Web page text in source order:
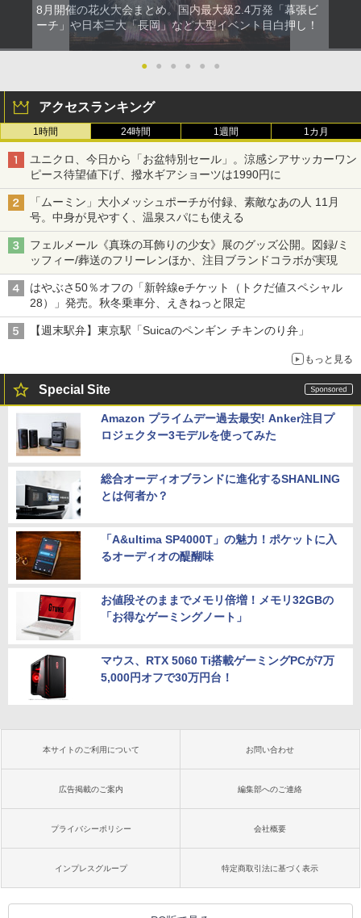
8月開催の花火大会まとめ。国内最大級2.4万発「幕張ビ
ーチ」や日本三大「長岡」など大型イベント目白押し！
● ● ● ● ● ●
アクセスランキング
1時間 24時間 1週間 1カ月
ユニクロ、今日から「お盆特別セール」。涼感シアサッカーワン
ピース待望値下げ、撥水ギアショーツは1990円に
「ムーミン」大小メッシュポーチが付録、素敵なあの人 11月
号。中身が見やすく、温泉スパにも使える
フェルメール《真珠の耳飾りの少女》展のグッズ公開。図録/ミ
ッフィー/葬送のフリーレンほか、注目ブランドコラボが実現
はやぶさ50％オフの「新幹線eチケット（トクだ値スペシャル
28）」発売。秋冬乗車分、えきねっと限定
【週末駅弁】東京駅「Suicaのペンギン チキンのり弁」
もっと見る
Special Site
Amazon プライムデー過去最安! Anker注目プ
ロジェクター3モデルを使ってみた
総合オーディオブランドに進化するSHANLING
とは何者か？
「A&ultima SP4000T」の魅力！ポケットに入
るオーディオの醍醐味
お値段そのままでメモリ倍増！メモリ32GBの
「お得なゲーミングノート」
マウス、RTX 5060 Ti搭載ゲーミングPCが7万
5,000円オフで30万円台！
本サイトのご利用について お問い合わせ
広告掲載のご案内 編集部へのご連絡
プライバシーポリシー 会社概要
インプレスグループ 特定商取引法に基づく表示